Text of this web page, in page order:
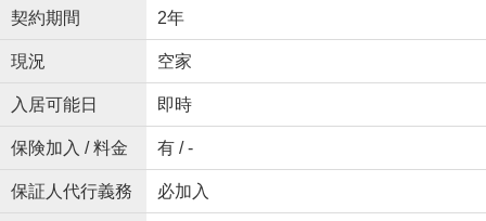
契約期間 2年
現況 空家
入居可能日 即時
保険加入 / 料金 有 / -
保証人代行義務 必加入